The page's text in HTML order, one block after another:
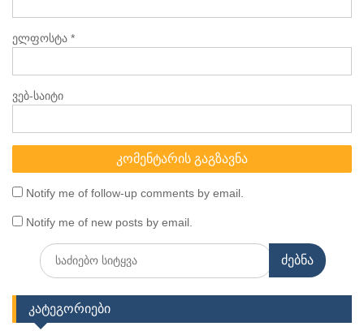
ელფოსტა *
ვებ-საიტი
Notify me of follow-up comments by email.
Notify me of new posts by email.
Search
for:
კატეგორიები